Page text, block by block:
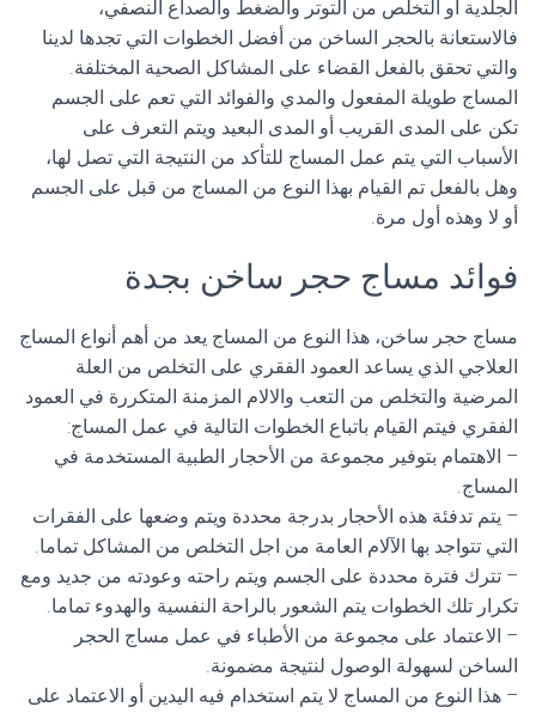
الجلدية أو التخلص من التوتر والضغط والصداع النصفي،
فالاستعانة بالحجر الساخن من أفضل الخطوات التي تجدها لدينا
والتي تحقق بالفعل القضاء على المشاكل الصحية المختلفة.
المساج طويلة المفعول والمدي والفوائد التي تعم على الجسم
تكن على المدى القريب أو المدى البعيد ويتم التعرف على
الأسباب التي يتم عمل المساج للتأكد من النتيجة التي تصل لها،
وهل بالفعل تم القيام بهذا النوع من المساج من قبل على الجسم
أو لا وهذه أول مرة.
فوائد مساج حجر ساخن بجدة
مساج حجر ساخن، هذا النوع من المساج يعد من أهم أنواع المساج
العلاجي الذي يساعد العمود الفقري على التخلص من العلة
المرضية والتخلص من التعب والالام المزمنة المتكررة في العمود
الفقري فيتم القيام باتباع الخطوات التالية في عمل المساج:
– الاهتمام بتوفير مجموعة من الأحجار الطبية المستخدمة في
المساج.
– يتم تدفئة هذه الأحجار بدرجة محددة ويتم وضعها على الفقرات
التي تتواجد بها الآلام العامة من اجل التخلص من المشاكل تماما.
– تترك فترة محددة على الجسم ويتم راحته وعودته من جديد ومع
تكرار تلك الخطوات يتم الشعور بالراحة النفسية والهدوء تماما.
– الاعتماد على مجموعة من الأطباء في عمل مساج الحجر
الساخن لسهولة الوصول لنتيجة مضمونة.
– هذا النوع من المساج لا يتم استخدام فيه اليدين أو الاعتماد على